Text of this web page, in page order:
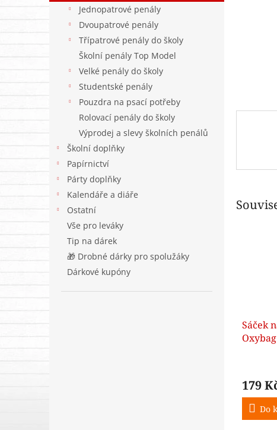
Jednopatrové penály
Dvoupatrové penály
Třípatrové penály do školy
Školní penály Top Model
Velké penály do školy
Studentské penály
Pouzdra na psací potřeby
Rolovací penály do školy
Výprodej a slevy školních penálů
Školní doplňky
Papírnictví
Párty doplňky
Kalendáře a diáře
Ostatní
Vše pro leváky
Tip na dárek
🎁 Drobné dárky pro spolužáky
Dárkové kupóny
Sáček
179
Do